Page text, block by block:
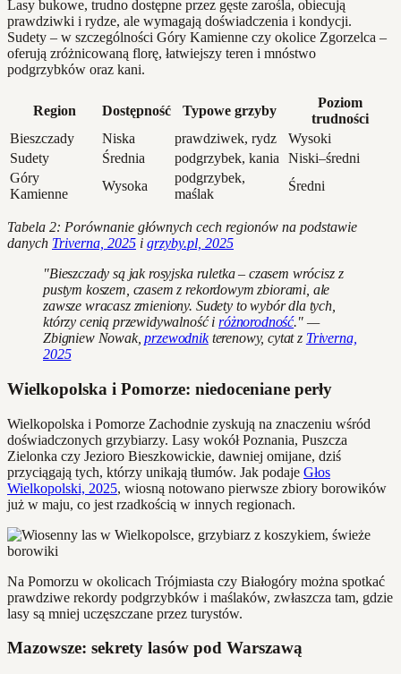
Lasy bukowe, trudno dostępne przez gęste zarośla, obiecują
prawdziwki i rydze, ale wymagają doświadczenia i kondycji.
Sudety – w szczególności Góry Kamienne czy okolice Zgorzelca –
oferują zróżnicowaną florę, łatwiejszy teren i mnóstwo
podgrzybków oraz kani.
Region Dostępność Typowe grzyby
Poziom
trudności
Bieszczady
Niska prawdziwek, rydz
Wysoki
Sudety
Średnia podgrzybek, kania
Niski–średni
Góry
Kamienne
Wysoka
podgrzybek,
maślak
Średni
Tabela 2: Porównanie głównych cech regionów na podstawie
danych Triverna, 2025 i grzyby.pl, 2025
"Bieszczady są jak rosyjska ruletka – czasem wrócisz z
pustym koszem, czasem z rekordowym zbiorami, ale
zawsze wracasz zmieniony. Sudety to wybór dla tych,
którzy cenią przewidywalność iróżnorodność." —
Zbigniew Nowak,przewodnikterenowy, cytat z Triverna,
2025
Wielkopolska i Pomorze: niedoceniane perły
Wielkopolska i Pomorze Zachodnie zyskują na znaczeniu wśród
doświadczonych grzybiarzy. Lasy wokół Poznania, Puszcza
Zielonka czy Jezioro Bieszkowickie, dawniej omijane, dziś
przyciągają tych, którzy unikają tłumów. Jak podaje Głos
Wielkopolski, 2025, wiosną notowano pierwsze zbiory borowików
już w maju, co jest rzadkością w innych regionach.
Na Pomorzu w okolicach Trójmiasta czy Białogóry można spotkać
prawdziwe rekordy podgrzybków i maślaków, zwłaszcza tam, gdzie
lasy są mniej uczęszczane przez turystów.
Mazowsze: sekrety lasów pod Warszawą